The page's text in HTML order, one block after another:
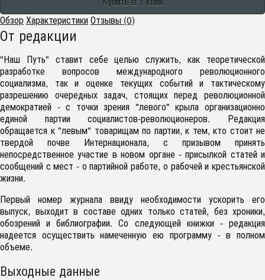
ОбзорХарактеристикиОтзывы (0)
От редакции
"Наш Путь" ставит себе целью служить, как теоретической
разработке вопросов международного революционного
социализма, так и оценке текущих событий и тактическому
разрешению очередных задач, стоящих перед революционной
демократией - с точки зрения "левого" крыла организационно
единой партии социалистов-революционеров. Редакция
обращается к "левым" товарищам по партии, к тем, кто стоит не
твердой почве Интернационала, с призывом принять
непосредственное участие в новом органе - присылкой статей и
сообщений с мест - о партийной работе, о рабочей и крестьянской
жизни.
Первый номер журнала ввиду необходимости ускорить его
выпуск, выходит в составе одних только статей, без хроники,
обозрений и библиографии. Со следующей книжки - редакция
надеется осуществить намеченную ею программу - в полном
объеме.
Выходные данные